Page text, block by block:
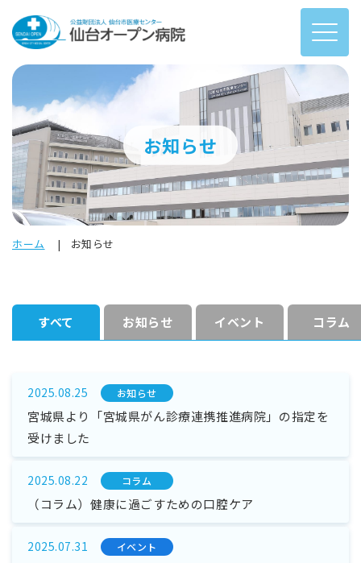
お知らせ
ホーム お知らせ
すべて お知らせ イベント コラム
2025.08.25 お知らせ
宮城県より「宮城県がん診療連携推進病院」の指定を
受けました
2025.08.22 コラム
（コラム）健康に過ごすための口腔ケア
2025.07.31 イベント